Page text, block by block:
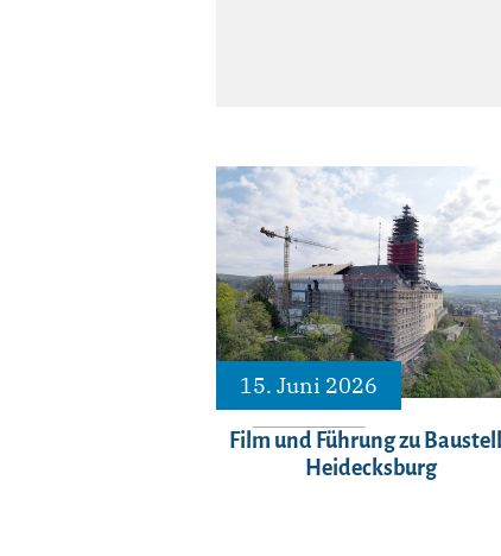
15. Juni 2026
Film und Führung zu
Heidecksburg